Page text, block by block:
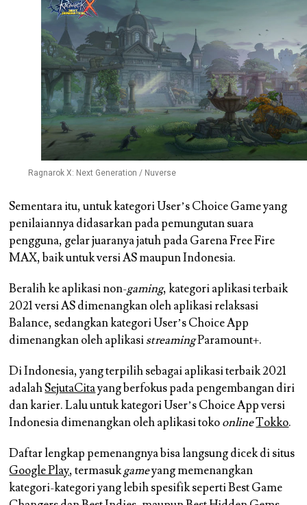
Ragnarok X: Next Generation / Nuverse
Sementara itu, untuk kategori User’s Choice Game yang
penilaiannya didasarkan pada pemungutan suara
pengguna, gelar juaranya jatuh pada Garena Free Fire
MAX, baik untuk versi AS maupun Indonesia.
Beralih ke aplikasi non-gaming, kategori aplikasi terbaik
2021 versi AS dimenangkan oleh aplikasi relaksasi
Balance, sedangkan kategori User’s Choice App
dimenangkan oleh aplikasistreamingParamount+.
Di Indonesia, yang terpilih sebagai aplikasi terbaik 2021
adalahSejutaCitayang berfokus pada pengembangan diri
dan karier. Lalu untuk kategori User’s Choice App versi
Indonesia dimenangkan oleh aplikasi tokoonlineTokko.
Daftar lengkap pemenangnya bisa langsung dicek di situs
Google Play, termasukgameyang memenangkan
kategori-kategori yang lebih spesifik seperti Best Game